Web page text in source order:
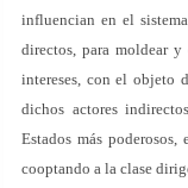
influencian en el
directos, para moldear
intereses, con el objeto
dichos actores
Estados más
cooptando a la clase